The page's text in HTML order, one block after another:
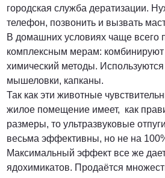
городская служба дератизации.
телефон, позвонить и вызвать
В домашних условиях чаще всего
комплексным мерам: комбинируют
химический методы.
мышеловки, капканы.
Так как эти животные
жилое помещение имеет, как
размеры, то ультразвуковые
весьма эффективны, но не на
Максимальный эффект все же
ядохимикатов. Продаётся